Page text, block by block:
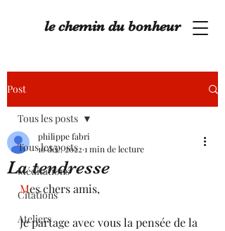
le chemin du bonheur
Post
Tous les posts
Méditations
Citations
Ateliers
Tous les posts
La tendresse
philippe fabri
16 déc. 2022 1 min de lecture
Mes chers amis,
Je partage avec vous la pensée de la